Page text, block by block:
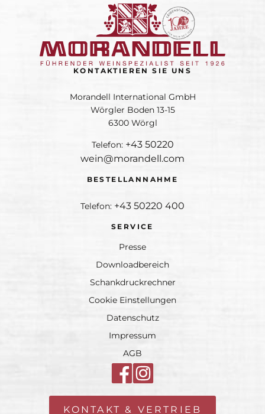
KONTAKTIEREN SIE UNS
Morandell International GmbH
Wörgler Boden 13-15
6300 Wörgl
Telefon: +43 50220
wein@morandell.com
BESTELLANNAHME
Telefon: +43 50220 400
SERVICE
Presse
Downloadbereich
Schankdruckrechner
Cookie Einstellungen
Datenschutz
Impressum
AGB
KONTAKT & VERTRIEB